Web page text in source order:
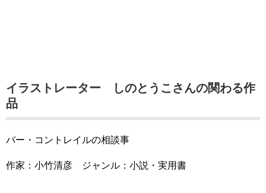
イラストレーター しのとうこさんの関わる作
品
バー・コントレイルの相談事
作家：小竹清彦 ジャンル：小説・実用書